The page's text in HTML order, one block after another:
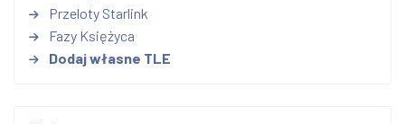
Przeloty Starlink
Fazy Księżyca
Dodaj własne TLE